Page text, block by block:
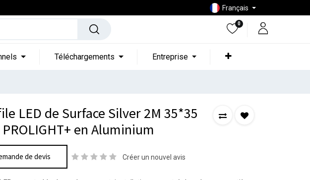
Français
0
Téléchargements Entreprise
LED de Surface Silver 2M 35*35
en Aluminium
de devis Créer un nouvel avis